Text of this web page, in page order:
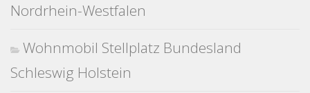
Nordrhein-Westfalen
Wohnmobil Stellplatz Bundesland
Schleswig Holstein